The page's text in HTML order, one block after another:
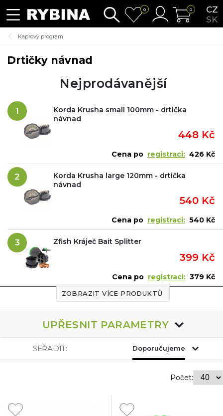
CZ
SK
0 0
Kaprový program
Drtičky návnad
Nejprodávanější
1
Korda Krusha small 100mm - drtička
návnad
448 Kč
Cena po registraci: 426 Kč
2
Korda Krusha large 120mm - drtička
návnad
540 Kč
Cena po registraci: 540 Kč
3 Zfish Kráječ Bait Splitter
399 Kč
Cena po registraci: 379 Kč
ZOBRAZIT VÍCE PRODUKTŮ
UPŘESNIT PARAMETRY
SEŘADIT: Doporučujeme
Počet: